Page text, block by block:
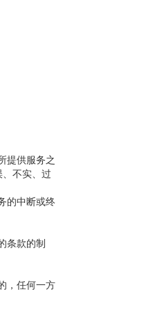
提供服务之
不实、过
的中断或终
条款的制
，任何一方